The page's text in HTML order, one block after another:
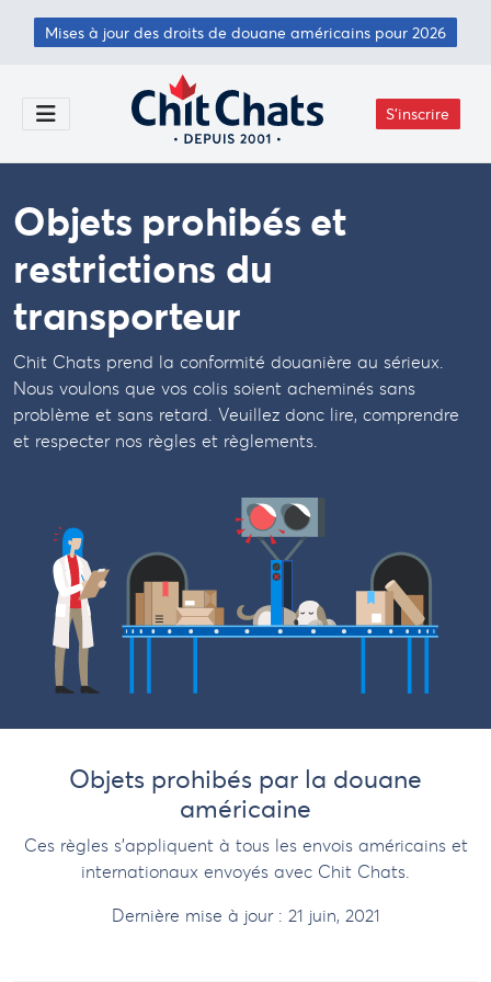
Passer au contenu principal
Mises à jour des droits de douane américains pour 2026
Toggle Menu
S'inscrire
Objets prohibés et
restrictions du
transporteur
Chit Chats prend la conformité douanière au sérieux.
Nous voulons que vos colis soient acheminés sans
problème et sans retard. Veuillez donc lire, comprendre
et respecter nos règles et règlements.
Objets prohibés par la douane
américaine
Ces règles s'appliquent à tous les envois américains et
internationaux envoyés avec Chit Chats.
Dernière mise à jour : 21 juin, 2021